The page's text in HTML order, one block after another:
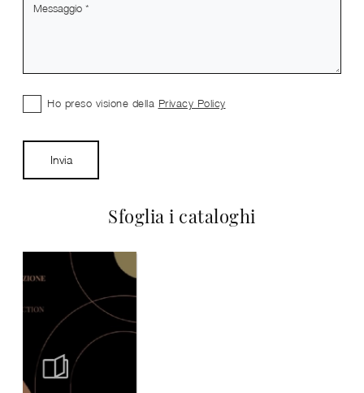
Sfoglia i cataloghi
Ho preso visione della Privacy Policy
Invia